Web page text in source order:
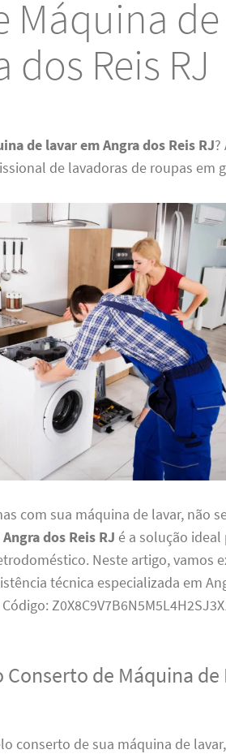
Máquina
dos Reis RJ
de lavar em Angra dos Reis RJ?
de lavadoras de roupas em
com sua máquina de lavar, não
dos Reis RJ é a solução
Neste artigo, vamos
técnica especializada em
de Máquina de
conserto de sua máquina de